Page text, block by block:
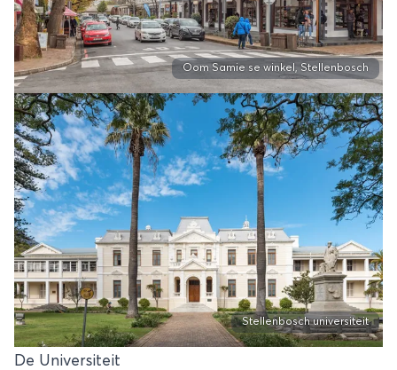
Oom Samie se winkel, Stellenbosch
Stellenbosch universiteit
De Universiteit